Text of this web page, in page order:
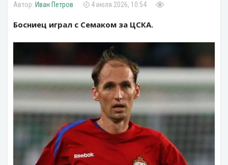
Иван Петров 4 июля 2026, 10:54
Босниец играл с Семаком за ЦСКА.